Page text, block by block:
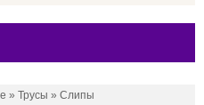
» Трусы » Слипы